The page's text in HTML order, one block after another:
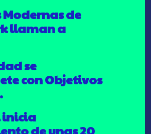
Modernas de
llaman a
se
con Objetivos
inicia
de unas 20